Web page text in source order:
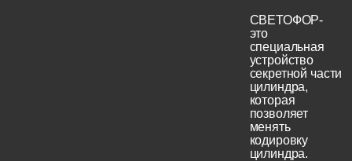
СВЕТОФОР-
это
специальная
устройство
секретной части
цилиндра,
которая
позволяет
менять
кодировку
цилиндра.